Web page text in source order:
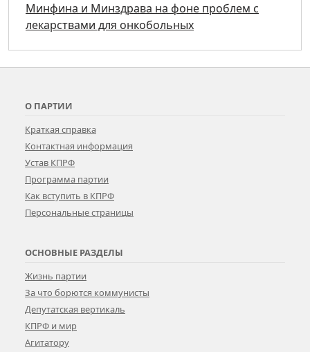
Минфина и Минздрава на фоне проблем с
лекарствами для онкобольных
О ПАРТИИ
Краткая справка
Контактная информация
Устав КПРФ
Программа партии
Как вступить в КПРФ
Персональные страницы
ОСНОВНЫЕ РАЗДЕЛЫ
Жизнь партии
За что борются коммунисты
Депутатская вертикаль
КПРФ и мир
Агитатору